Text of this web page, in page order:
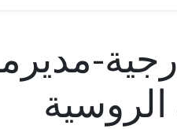
الروسية